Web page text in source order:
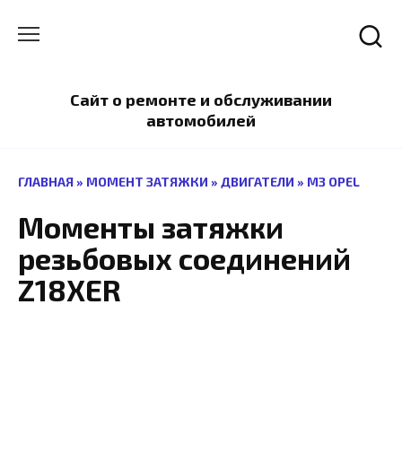
содержанию
Сайт о ремонте и обслуживании
автомобилей
ГЛАВНАЯ » МОМЕНТ ЗАТЯЖКИ » ДВИГАТЕЛИ » МЗ OPEL
Моменты затяжки
резьбовых соединений
Z18XER